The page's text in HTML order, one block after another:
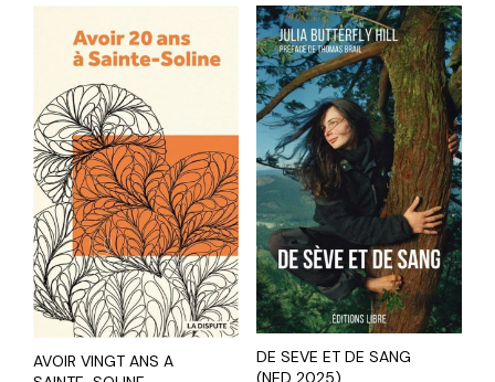
AVOIR VINGT ANS A
DE SEVE ET DE SANG
(NED 2025)